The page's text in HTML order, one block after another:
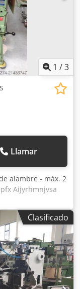
1 /3
Llamar
alambre - máx. 2
Aijyrhmnjvsa
Clasificado